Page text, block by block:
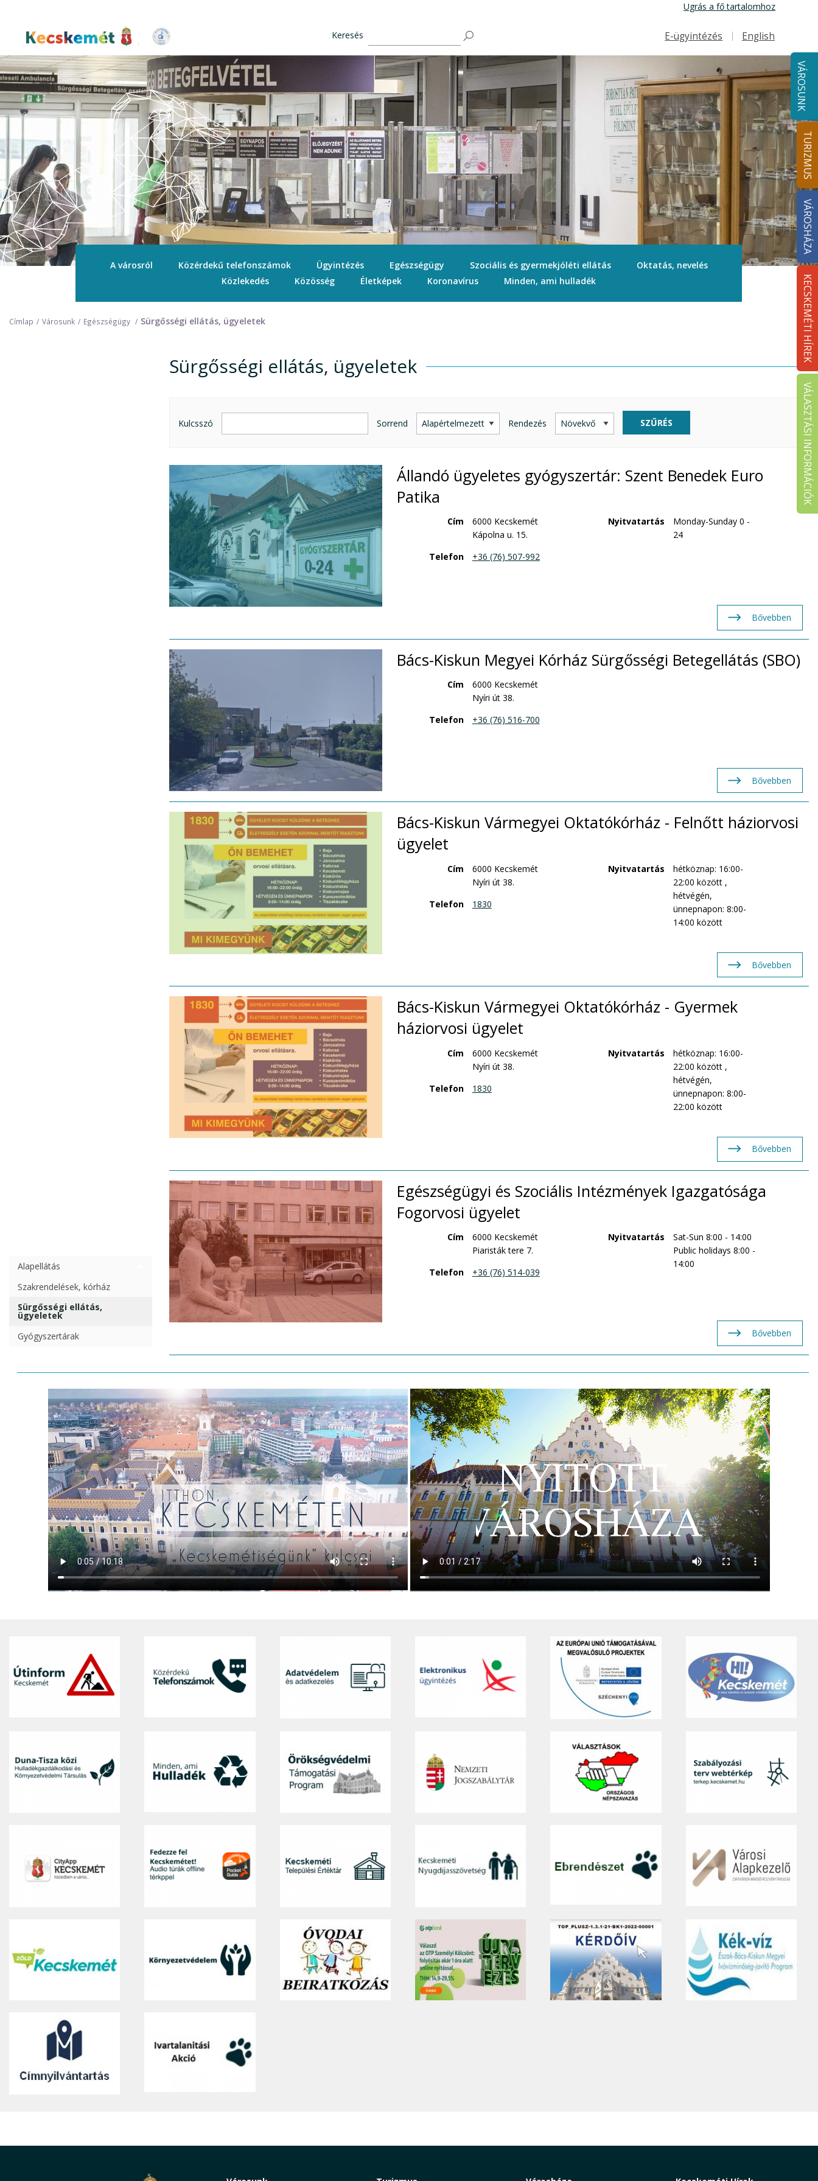
tartalomra
Ugrás a fő tartalomhoz
Kecskemét Város Honlapja
Keresés
Felső navigáció
E-ügyintézés English
VÁROSUNK
TURIZMUS
VÁROSHÁZA
KECSKEMÉTI HÍREK
VÁLASZTÁSI INFORMÁCIÓK
A városról Közérdekű telefonszámok Ügyintézés Egészségügy Szociális és gyermekjóléti ellátás
Oktatás, nevelés
Közlekedés
Közösség Életképek Koronavírus Minden, ami hulladék
Címlap Városunk Egészségügy Sürgősségi ellátás, ügyeletek
Alapellátás
Szakrendelések, kórház
Sürgősségi ellátás,
ügyeletek
Gyógyszertárak
Sürgősségi ellátás, ügyeletek
Sürgősségi ellátás, ügyeletek
Kulcsszó Sorrend Rendezés SZŰRÉS
Állandó ügyeletes gyógyszertár: Szent Benedek Euro
Patika
Cím
6000 Kecskemét
Kápolna u. 15.
Telefon
+36 (76) 507-992
Nyitvatartás
Monday-Sunday 0 -
24
Bővebben
Bács-Kiskun Megyei Kórház Sürgősségi Betegellátás (SBO)
Cím
6000 Kecskemét
Nyíri út 38.
Telefon
+36 (76) 516-700
Bővebben
Bács-Kiskun Vármegyei Oktatókórház - Felnőtt háziorvosi
ügyelet
Cím
6000 Kecskemét
Nyíri út 38.
Telefon
1830
Nyitvatartás
hétköznap: 16:00-
22:00 között ,
hétvégén,
ünnepnapon: 8:00-
14:00 között
Bővebben
Bács-Kiskun Vármegyei Oktatókórház - Gyermek
háziorvosi ügyelet
Cím
6000 Kecskemét
Nyíri út 38.
Telefon
1830
Nyitvatartás
hétköznap: 16:00-
22:00 között ,
hétvégén,
ünnepnapon: 8:00-
22:00 között
Bővebben
Egészségügyi és Szociális Intézmények Igazgatósága
Fogorvosi ügyelet
Cím
6000 Kecskemét
Piaristák tere 7.
Telefon
+36 (76) 514-039
Nyitvatartás
Sat-Sun 8:00 - 14:00
Public holidays 8:00 -
14:00
Bővebben